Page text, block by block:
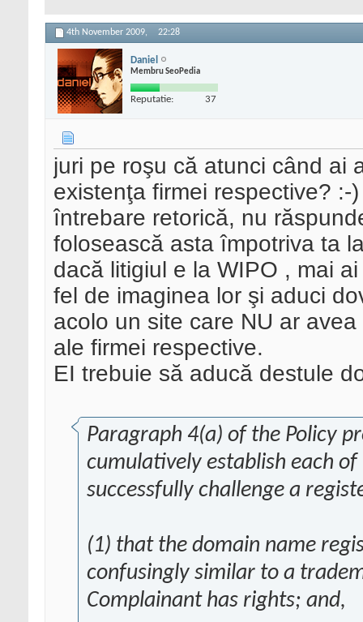
4th November 2009, 22:28
Daniel
Membru SeoPedia
Reputatie: 37
juri pe roşu că atunci când ai
existenţa firmei respective? :-)
întrebare retorică, nu
folosească asta împotriva ta
dacă litigiul e la WIPO , mai
fel de imaginea lor şi aduci
acolo un site care NU ar
ale firmei respective.
EI trebuie să aducă destule
Paragraph 4(a) of the Policy
cumulatively establish each
successfully challenge a
(1) that the domain name
confusingly similar to a
Complainant has rights; and,